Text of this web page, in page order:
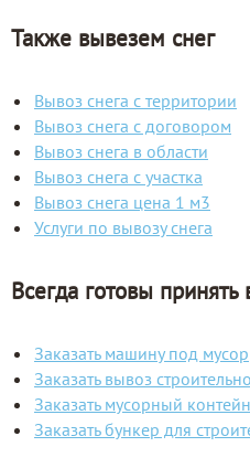
Также вывезем снег
Вывоз снега с территории
Вывоз снега с договором
Вывоз снега в области
Вывоз снега с участка
Вывоз снега цена 1 м3
Услуги по вывозу снега
Всегда готовы принять
Заказать машину под мусор
Заказать вывоз
Заказать мусорный
Заказать бункер для